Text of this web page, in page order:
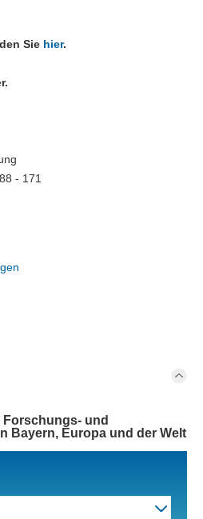
Sie hier.
- 171
und
Bayern, Europa und der Welt